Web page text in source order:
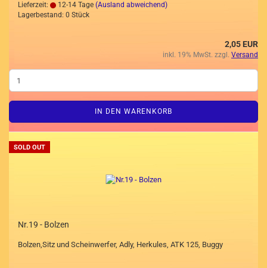
Lieferzeit: 12-14 Tage (Ausland abweichend)
Lagerbestand: 0 Stück
2,05 EUR
inkl. 19% MwSt. zzgl. Versand
IN DEN WARENKORB
SOLD OUT
Nr.19 - Bolzen
Bolzen,Sitz und Scheinwerfer, Adly, Herkules, ATK 125, Buggy